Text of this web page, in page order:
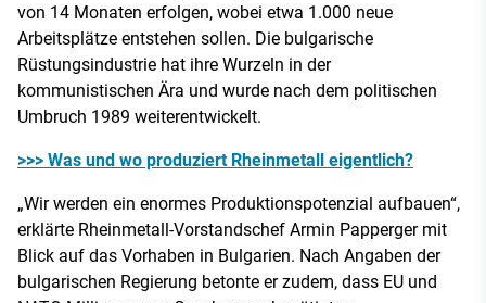
von 14 Monaten erfolgen, wobei etwa 1.000 neue
Arbeitsplätze entstehen sollen. Die bulgarische
Rüstungsindustrie hat ihre Wurzeln in der
kommunistischen Ära und wurde nach dem politischen
Umbruch 1989 weiterentwickelt.
>>> Was und wo produziert Rheinmetall eigentlich?
„Wir werden ein enormes Produktionspotenzial aufbauen“,
erklärte Rheinmetall-Vorstandschef Armin Papperger mit
Blick auf das Vorhaben in Bulgarien. Nach Angaben der
bulgarischen Regierung betonte er zudem, dass EU und